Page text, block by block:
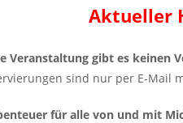
Aktueller
Veranstaltung gibt es keinen
sind nur per E-Mail
für alle von und mit